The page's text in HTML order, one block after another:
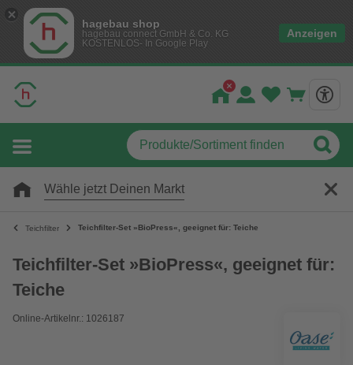
hagebau shop
hagebau connect GmbH & Co. KG
KOSTENLOS- In Google Play
Anzeigen
Wähle jetzt Deinen Markt
Teichfilter Teichfilter-Set »BioPress«, geeignet für: Teiche
Teichfilter-Set »BioPress«, geeignet für:
Teiche
Online-Artikelnr.: 1026187